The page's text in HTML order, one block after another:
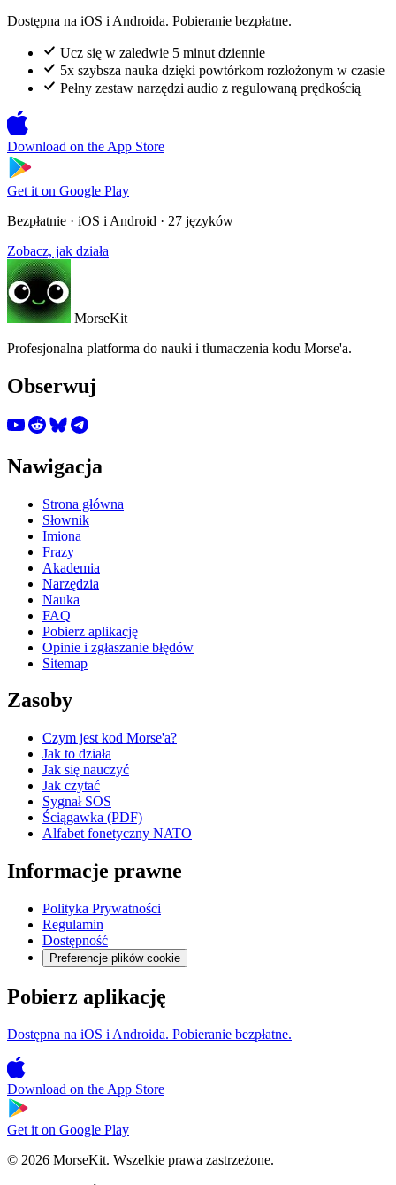
Dostępna na iOS i Androida. Pobieranie bezpłatne.
Ucz się w zaledwie 5 minut dziennie
5x szybsza nauka dzięki powtórkom rozłożonym w czasie
Pełny zestaw narzędzi audio z regulowaną prędkością
Download on the App Store
Get it on Google Play
Bezpłatnie · iOS i Android · 27 języków
Zobacz, jak działa
MorseKit
Profesjonalna platforma do nauki i tłumaczenia kodu Morse'a.
Obserwuj
Nawigacja
Strona główna
Słownik
Imiona
Frazy
Akademia
Narzędzia
Nauka
FAQ
Pobierz aplikację
Opinie i zgłaszanie błędów
Sitemap
Zasoby
Czym jest kod Morse'a?
Jak to działa
Jak się nauczyć
Jak czytać
Sygnał SOS
Ściągawka (PDF)
Alfabet fonetyczny NATO
Informacje prawne
Polityka Prywatności
Regulamin
Dostępność
Preferencje plików cookie
Pobierz aplikację
Dostępna na iOS i Androida. Pobieranie bezpłatne.
Download on the App Store
Get it on Google Play
© 2026 MorseKit. Wszelkie prawa zastrzeżone.